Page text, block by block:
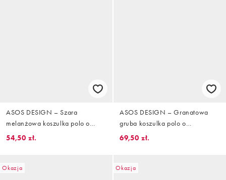
ASOS DESIGN – Szara
melanżowa koszulka polo o
regularnym kroju i waflowej
54,50 zł.
ASOS DESIGN – Granatowa
gruba koszulka polo o
regularnym kroju z materiału o
69,50 zł.
Okazja Okazja